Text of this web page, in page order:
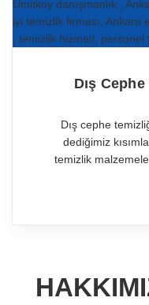
Dış
Dış cephe
dediğimiz
temizlik